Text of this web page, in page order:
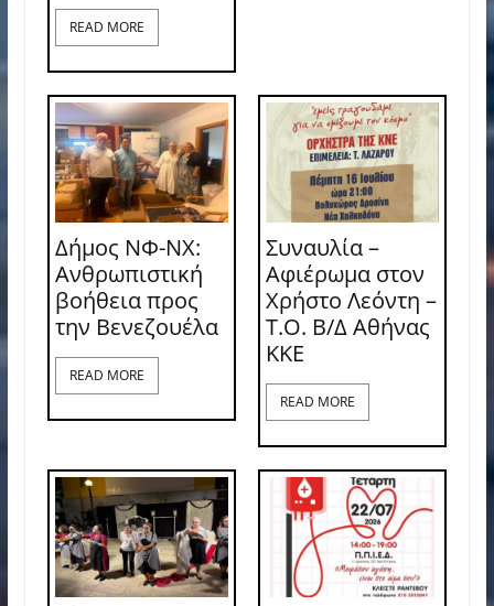
READ MORE
Δήμος ΝΦ-ΝΧ:
Ανθρωπιστική
βοήθεια προς
την Βενεζουέλα
READ MORE
Συναυλία –
Αφιέρωμα στον
Χρήστο Λεόντη –
Τ.Ο. Β/Δ Αθήνας
ΚΚΕ
READ MORE